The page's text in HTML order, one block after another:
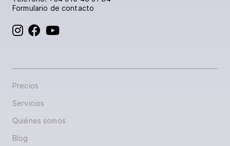
Formulario de contacto
BoD en Instagram
BoD en Facebook
Precios
Servicios
Quiénes somos
Blog